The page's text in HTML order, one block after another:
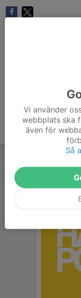
Vi använder
webbplats ska
även för
Så